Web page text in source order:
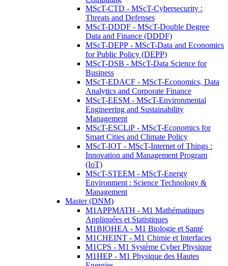
MScT-CTD - MScT-Cybersecurity :
Threats and Defenses
MScT-DDDF - MScT-Double Degree
Data and Finance (DDDF)
MScT-DEPP - MScT-Data and Economics
for Public Policy (DEPP)
MScT-DSB - MScT-Data Science for
Business
MScT-EDACF - MScT-Economics, Data
Analytics and Corporate Finance
MScT-EESM - MScT-Environmental
Engineering and Sustainability
Management
MScT-ESCLiP - MScT-Economics for
Smart Cities and Climate Policy
MScT-IOT - MScT-Internet of Things :
Innovation and Management Program
(IoT)
MScT-STEEM - MScT-Energy
Environment : Science Technology &
Management
Master (DNM)
M1APPMATH - M1 Mathématiques
Appliquées et Statistiques
M1BIOHEA - M1 Biologie et Santé
M1CHEINT - M1 Chimie et Interfaces
M1CPS - M1 Système Cyber Physique
M1HEP - M1 Physique des Hautes